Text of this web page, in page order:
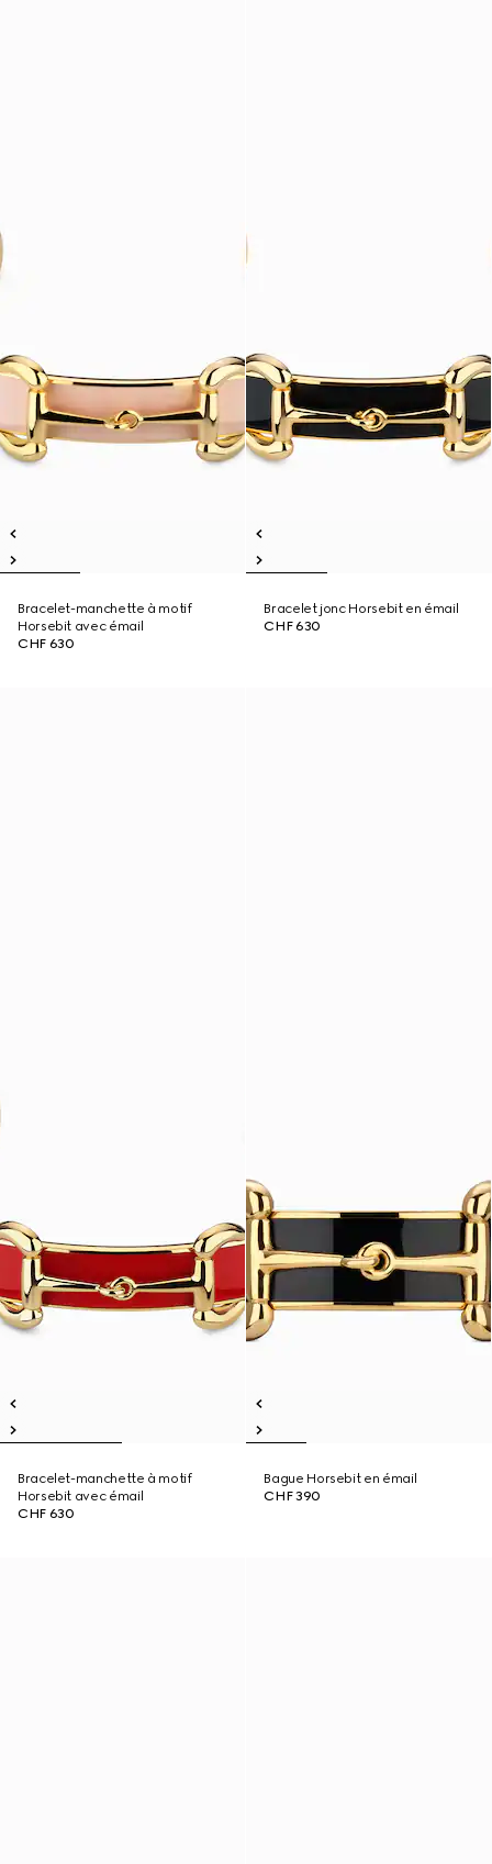
Bracelet-manchette à motif
Horsebit avec émail
CHF 630
Bracelet jonc Horsebit en émail
CHF 630
Bracelet-manchette à motif
Horsebit avec émail
CHF 630
Bague Horsebit en émail
CHF 390